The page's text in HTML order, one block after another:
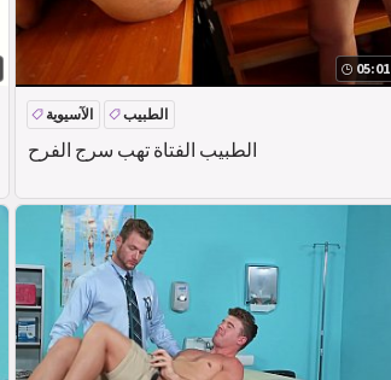
05:01
الطبيب الفتاة تهب سرج الفرح
الآسيوية الطبيب